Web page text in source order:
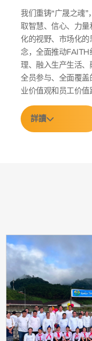
我们重铸“广晟之魂
取智慧、信心、力
化的视野、市场化
念，全面推动
理、融入生产生活、
全员参与、全面覆
业价值观和员工价值
詳讀